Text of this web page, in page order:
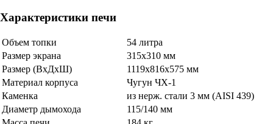
Характеристики печи
Объем топки
54 литра
Размер экрана
315х310 мм
Размер (ВхДхШ)
1119х816х575 мм
Материал корпуса
Чугун ЧХ-1
Каменка
из нерж. стали 3 мм (AISI 439)
Диаметр дымохода
115/140 мм